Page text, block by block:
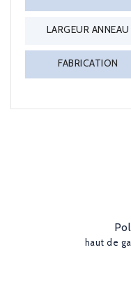
LARGEUR ANNEAU
FABRICATION
haut de